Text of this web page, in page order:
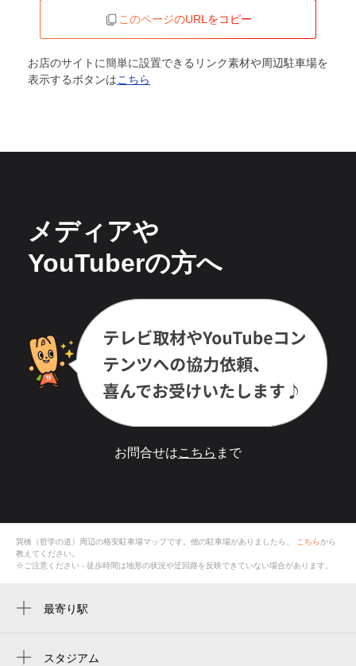
このページのURLをコピー
お店のサイトに簡単に設置できるリンク素材や周辺駐車場を
表示するボタンはこちら
メディアや
YouTuberの方へ
お問合せはこちら まで
巽橋（哲学の道） 周辺の格安駐車場マップです。他の駐車場がありましたら、 こちらから
教えてください。
※ご注意ください - 徒歩時間は地形の状況や迂回路を反映できていない場合があります。
最寄り駅
スタジアム